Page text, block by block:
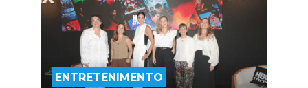
ENTRETENIMENTO